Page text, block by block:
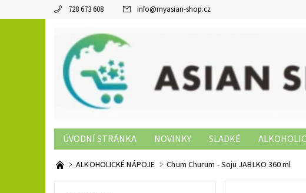
728 673 608 info@myasian-shop.cz
ÚVODNÍ STRÁNKA NOVINKY SLADKÉ
SUSHI PRODUKTY
NON-FOOD KONTAKTY NAŠE
ALKOHOLICKÉ NÁPOJE Chum Churum - Soju JABLKO 360 ml